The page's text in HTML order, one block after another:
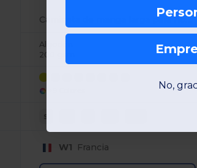
Camiseta de manga larga para hombre 100 % algodón
Algodón
200 gsm
S
W1 Francia
No,